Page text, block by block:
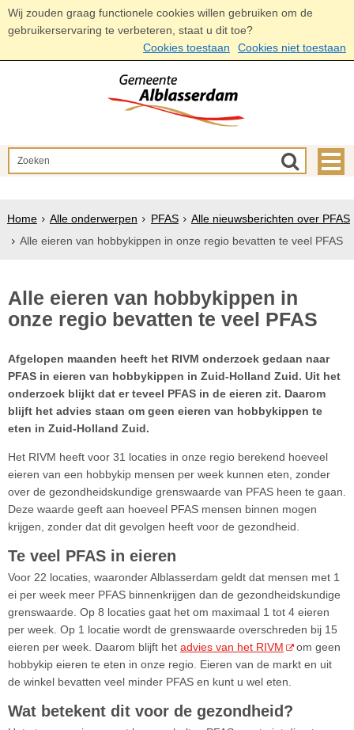
Wij zouden graag functionele cookies willen gebruiken om de
gebruikerservaring te verbeteren, staat u dit toe?
Cookies toestaan
Cookies niet toestaan
Home Alle onderwerpen PFAS
Alle nieuwsberichten over PFAS
Alle eieren van hobbykippen in onze regio bevatten te veel PFAS
Alle eieren van hobbykippen in
onze regio bevatten te veel PFAS
Afgelopen maanden heeft het RIVM onderzoek gedaan naar
PFAS in eieren van hobbykippen in Zuid-Holland Zuid. Uit het
onderzoek blijkt dat er teveel PFAS in de eieren zit. Daarom
blijft het advies staan om geen eieren van hobbykippen te
eten in Zuid-Holland Zuid.
Het RIVM heeft voor 31 locaties in onze regio berekend hoeveel
eieren van een hobbykip mensen per week kunnen eten, zonder
over de gezondheidskundige grenswaarde van PFAS heen te gaan.
Deze waarde geeft aan hoeveel PFAS mensen binnen mogen
krijgen, zonder dat dit gevolgen heeft voor de gezondheid.
Te veel PFAS in eieren
Voor 22 locaties, waaronder Alblasserdam geldt dat mensen met 1
ei per week meer PFAS binnenkrijgen dan de gezondheidskundige
grenswaarde. Op 8 locaties gaat het om maximaal 1 tot 4 eieren
per week. Op 1 locatie wordt de grenswaarde overschreden bij 15
eieren per week. Daarom blijft het advies van het RIVM
om geen
hobbykip eieren te eten in onze regio. Eieren van de markt en uit
de winkel bevatten veel minder PFAS en kunt u wel eten.
Wat betekent dit voor de gezondheid?